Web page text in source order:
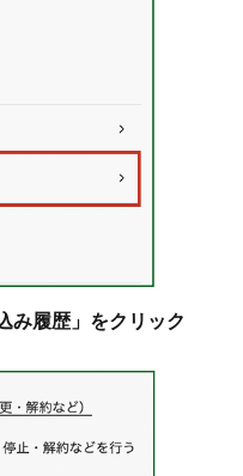
み履歴」をクリック